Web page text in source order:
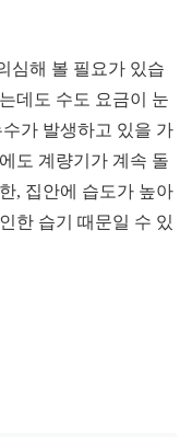
심해 볼 필요가 있습
데도 수도 요금이 눈
가 발생하고 있을 가
도 계량기가 계속 돌
, 집안에 습도가 높아
한 습기 때문일 수 있